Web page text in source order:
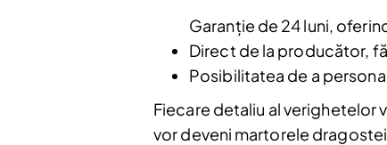
Garanție de 24 luni,
Direct de la producător,
Posibilitatea de a
Fiecare detaliu al verighetelor
vor deveni martorele dragostei